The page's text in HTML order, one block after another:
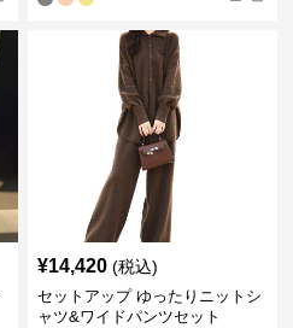
¥14,420 (税込)
セットアップ ゆったりニットシ
ャツ&ワイドパンツセット